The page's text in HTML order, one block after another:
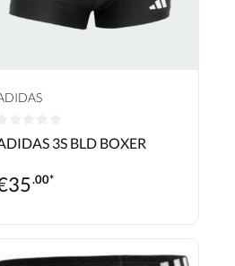
5 Sternen Bewertung von 0
3S BLD BOXER
35.00*